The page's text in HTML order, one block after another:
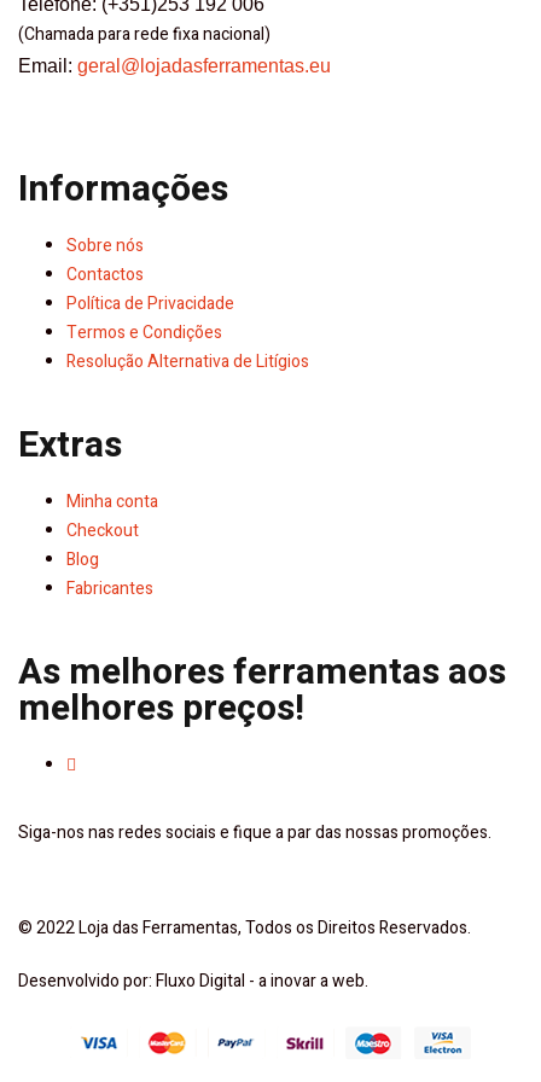
Telefone: (+351)253 192 006
(Chamada para rede fixa nacional)
Email: geral@lojadasferramentas.eu
Informações
Sobre nós
Contactos
Política de Privacidade
Termos e Condições
Resolução Alternativa de Litígios
Extras
Minha conta
Checkout
Blog
Fabricantes
As melhores ferramentas aos
melhores preços!
Siga-nos nas redes sociais e fique a par das nossas promoções.
© 2022 Loja das Ferramentas, Todos os Direitos Reservados.
Desenvolvido por: Fluxo Digital - a inovar a web.